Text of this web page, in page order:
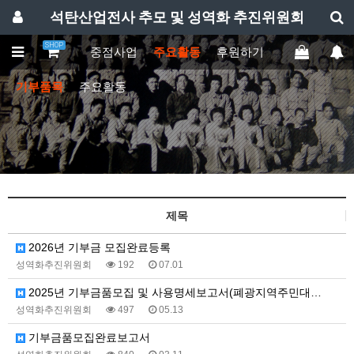
석탄산업전사 추모 및 성역화 추진위원회
SHOP
업전사 소개 중점사업 주요활동 후원하기 추진위에 바
기부품목 주요활동
제목
2026년 기부금 모집완료등록
성역화추진위원회 192 07.01
2025년 기부금품모집 및 사용명세보고서(폐광지역주민대…
성역화추진위원회 497 05.13
기부금품모집완료보고서